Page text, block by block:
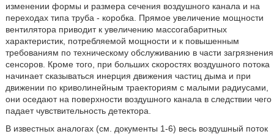
изменении формы и размера сечения воздушного канала и на
переходах типа труба - коробка. Прямое увеличение мощности
вентилятора приводит к увеличению массогабаритных
характеристик, потребляемой мощности и к повышенным
требованиям по техническому обслуживанию в части загрязнения
сенсоров. Кроме того, при больших скоростях воздушного потока
начинает сказываться инерция движения частиц дыма и при
движении по криволинейным траекториям с малыми радиусами,
они оседают на поверхности воздушного канала в следствии чего
падает чувствительность детектора.
В известных аналогах (см. документы 1-6) весь воздушный поток